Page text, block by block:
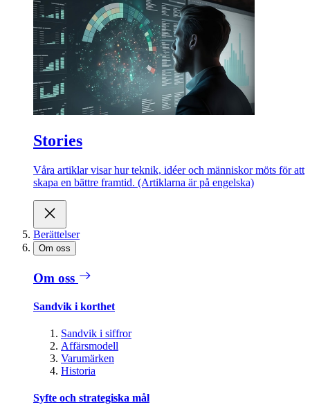
Stories
Våra artiklar visar hur teknik, idéer och människor möts för att
skapa en bättre framtid. (Artiklarna är på engelska)
Berättelser
Om oss
Om oss
Sandvik i korthet
Sandvik i siffror
Affärsmodell
Varumärken
Historia
Syfte och strategiska mål